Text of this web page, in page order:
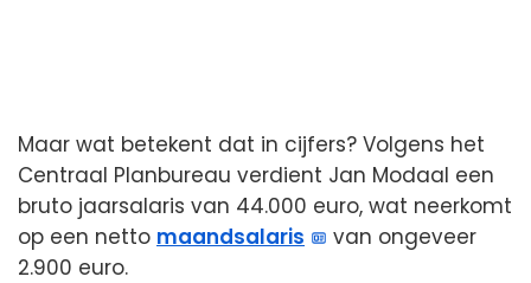
Maar wat betekent dat in cijfers? Volgens het
Centraal Planbureau verdient Jan Modaal een
bruto jaarsalaris van 44.000 euro, wat neerkomt
op een netto maandsalaris
van ongeveer
2.900 euro.